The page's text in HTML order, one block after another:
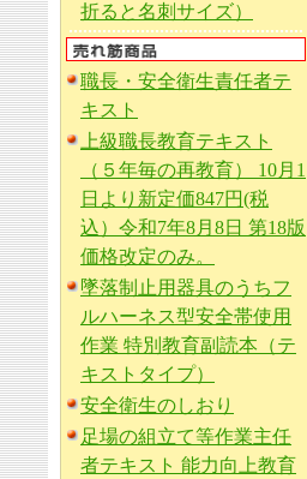
折ると名刺サイズ）
職長・安全衛生責任者テ
キスト
上級職長教育テキスト
（５年毎の再教育） 10月1
日より新定価847円(税
込）令和7年8月8日 第18版
価格改定のみ。
墜落制止用器具のうちフ
ルハーネス型安全帯使用
作業 特別教育副読本（テ
キストタイプ）
安全衛生のしおり
足場の組立て等作業主任
者テキスト 能力向上教育